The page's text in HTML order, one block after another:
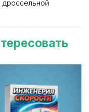
дроссельной